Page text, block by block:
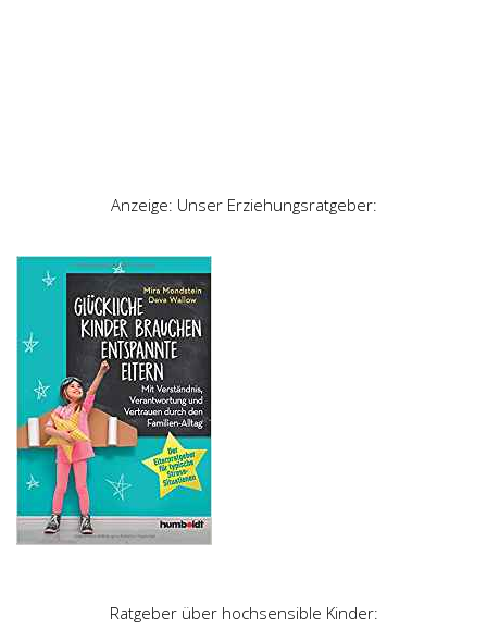
Anzeige: Unser Erziehungsratgeber:
Ratgeber über hochsensible Kinder: